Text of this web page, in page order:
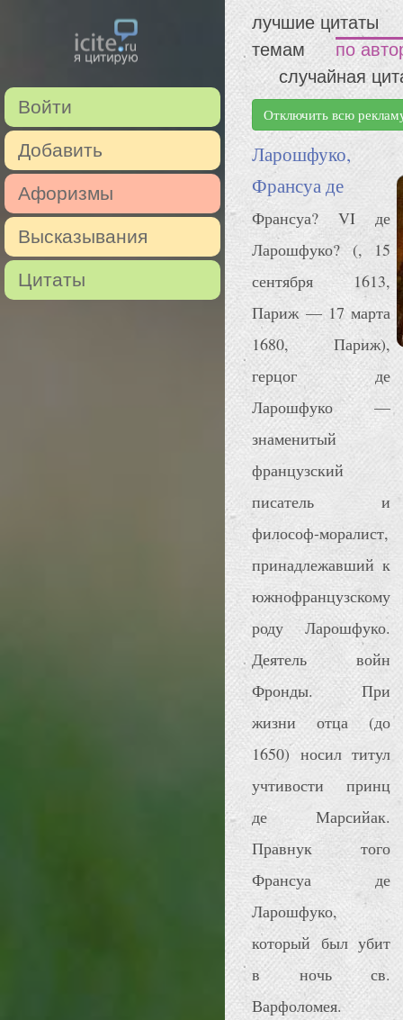
Войти
Добавить
Афоризмы
Высказывания
Цитаты
лучшие цитаты
темам
по
случайная
Отключить всю
Ларошфуко,
Франсуа де
Франсуа? VI де
Ларошфуко? (, 15
сентября 1613,
Париж — 17 марта
1680, Париж),
герцог де
Ларошфуко —
знаменитый
французский
писатель и
философ-моралист,
принадлежавший к
южнофранцузскому
роду Ларошфуко.
Деятель войн
Фронды. При
жизни отца (до
1650) носил титул
учтивости принц
де Марсийак.
Правнук того
Франсуа де
Ларошфуко,
который был убит
в ночь св.
Варфоломея.